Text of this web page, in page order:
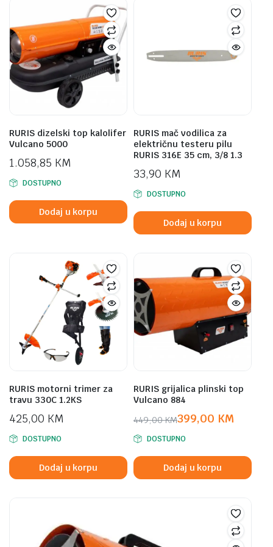
RURIS dizelski top kalolifer
Vulcano 5000
1.058,85 KM
DOSTUPNO
Dodaj u korpu
RURIS mač vodilica za
električnu testeru pilu
RURIS 316E 35 cm, 3/8 1.3
33,90 KM
DOSTUPNO
Dodaj u korpu
RURIS motorni trimer za
travu 330C 1.2KS
425,00 KM
DOSTUPNO
Dodaj u korpu
RURIS grijalica plinski top
Vulcano 884
449,00KM
Original
price
was:
449,00 KM.
399,00 KM
Current
price
is:
399,00 KM.
DOSTUPNO
Dodaj u korpu